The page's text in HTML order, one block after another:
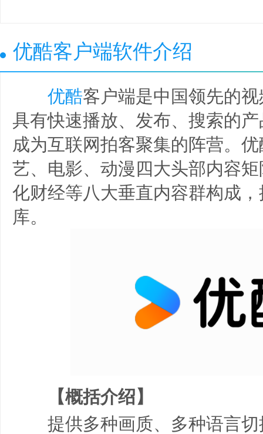
优酷客户端软件介绍
优酷客户端是中国领先的
具有快速播放、发布、搜索的
成为互联网拍客聚集的阵营。
艺、电影、动漫四大头部内容
化财经等八大垂直内容群构成
库。
【概括介绍】
提供多种画质、多种语言切